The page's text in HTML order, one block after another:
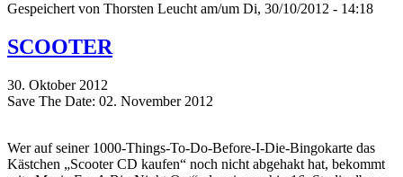
Gespeichert von Thorsten Leucht am/um Di, 30/10/2012 - 14:18
SCOOTER
30. Oktober 2012
Save The Date: 02. November 2012
Wer auf seiner 1000-Things-To-Do-Before-I-Die-Bingokarte das
Kästchen „Scooter CD kaufen“ noch nicht abgehakt hat, bekommt